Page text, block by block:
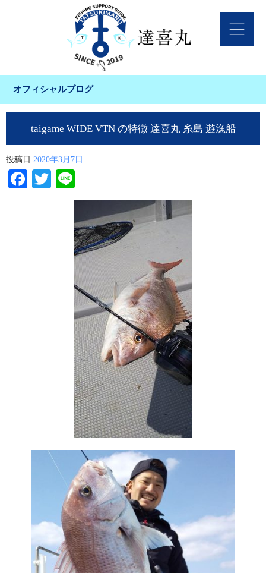
オフィシャルブログ
taigame WIDE VTN の特徴 達喜丸 糸島 遊漁船
投稿日 2020年3月7日
Facebook
Twitter